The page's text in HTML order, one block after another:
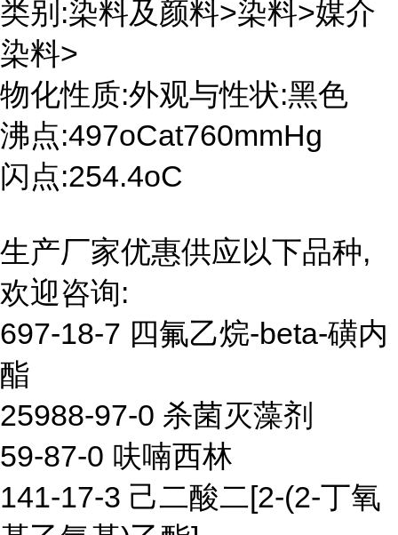
类别:染料及颜料>染料>媒介
染料>
物化性质:外观与性状:黑色
沸点:497oCat760mmHg
闪点:254.4oC
生产厂家优惠供应以下品种,
欢迎咨询:
697-18-7 四氟乙烷-beta-磺内
酯
25988-97-0 杀菌灭藻剂
59-87-0 呋喃西林
141-17-3 己二酸二[2-(2-丁氧